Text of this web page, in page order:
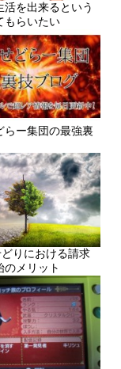
活を出来るという
もらいたい
らー集団の最強裏
りにおける請求
のメリット